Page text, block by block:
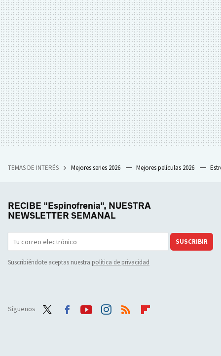
TEMAS DE INTERÉS Mejores series 2026 Mejores películas 2026
RECIBE "Espinofrenia", NUESTRA
NEWSLETTER SEMANAL
SUSCRIBIR
Suscribiéndote aceptas nuestra política de privacidad
Síguenos